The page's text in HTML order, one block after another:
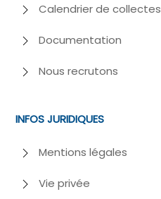
Calendrier de collectes
Documentation
Nous recrutons
INFOS JURIDIQUES
Mentions légales
Vie privée